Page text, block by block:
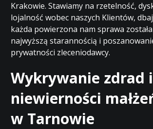
Krakowie. Stawiamy na rzetelność,
lojalność wobec naszych Klientów,
każda powierzona nam sprawa
najwyższą starannością i
prywatności zleceniodawcy.
Wykrywanie zdrad i
niewierności
w Tarnowie